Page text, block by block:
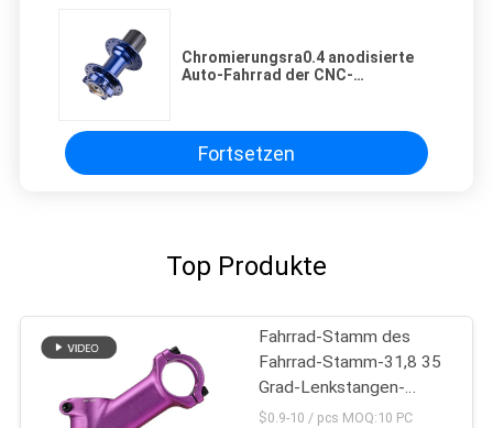
Chromierungsra0.4 anodisierte
Auto-Fahrrad der CNC-
Fortsetzen
Top Produkte
Fahrrad-Stamm des
Fahrrad-Stamm-31,8 35
Grad-Lenkstangen-
Aufbruch-Ergänzung
$0.9-10 / pcs MOQ:10 PC